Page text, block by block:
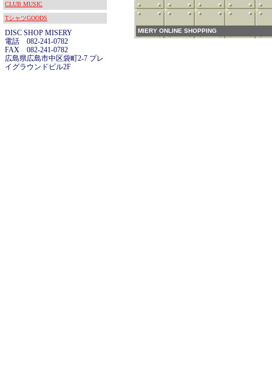
CLUB MUSIC
TシャツGOODS
DISC SHOP MISERY
電話 082-241-0782
FAX 082-241-0782
広島県広島市中区袋町2-7 プレ
イグラウンドビル2F
MIERY ONLINE SHOPPING